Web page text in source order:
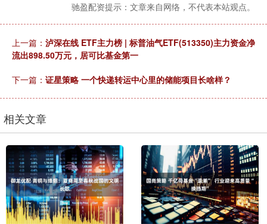
驰盈配资提示：文章来自网络，不代表本站观点。
上一篇： 泸深在线 ETF主力榜 | 标普油气ETF(513350)主力资金净
流出898.50万元，居可比基金第一
下一篇： 证星策略 一个快递转运中心里的储能项目长啥样？
相关文章